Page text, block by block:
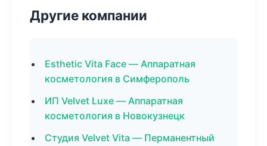
Другие компании
Esthetic Vita Face — Аппаратная
косметология в Симферополь
ИП Velvet Luxe — Аппаратная
косметология в Новокузнецк
Студия Velvet Vita — Перманентный